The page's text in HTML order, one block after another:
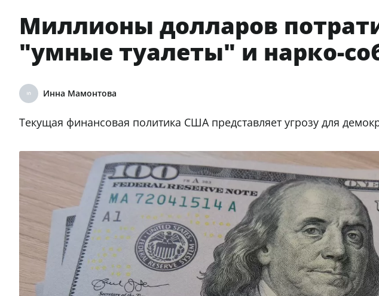
Миллионы долларов
"умные туалеты" и нарко-
Инна Мамонтова
Текущая финансовая политика США представляет угрозу для